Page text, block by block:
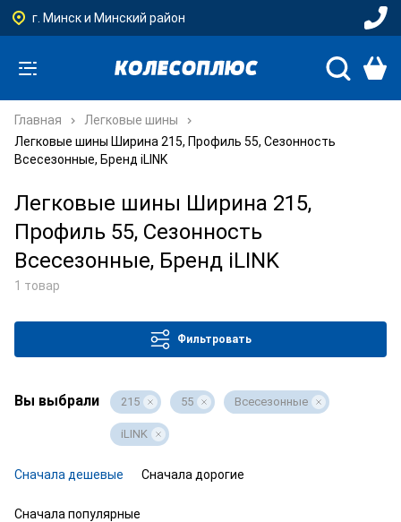
г. Минск и Минский район
Главная
Легковые шины
Легковые шины Ширина 215, Профиль 55, Сезонность
Всесезонные, Бренд iLINK
Легковые шины Ширина 215,
Профиль 55, Сезонность
Всесезонные, Бренд iLINK
1 товар
Фильтровать
Вы выбрали 215 55 Всесезонные
iLINK
Сначала дешевые Сначала дорогие
Сначала популярные